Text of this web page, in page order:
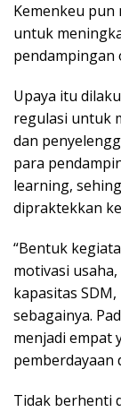
Kemenkeu
untuk
pendampingan
Upaya itu
regulasi untuk
dan
para
learning,
dipraktekkan
“Bentuk
motivasi
kapasitas
sebagainya.
menjadi empat
pemberdayaan
Tidak berhenti